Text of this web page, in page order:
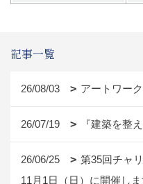
記事一覧
26/08/03 アートワー
26/07/19 『建築を整え
26/06/25
第35回チャ
11月1日（日）に開催し